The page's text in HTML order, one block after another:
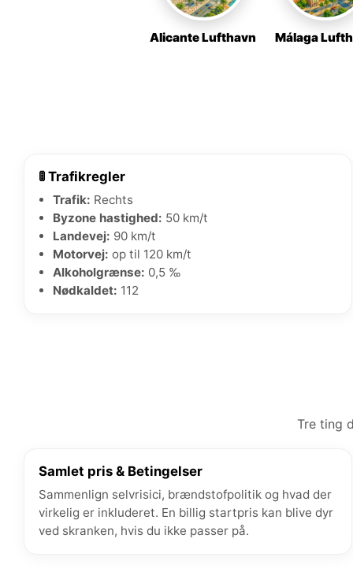
Alicante Lufthavn Málaga
🚦 Trafikregler
Trafik: Rechts
Byzone hastighed: 50 km/t
Landevej: 90 km/t
Motorvej: op til 120 km/t
Alkoholgrænse: 0,5 ‰
Nødkaldet: 112
Tre ting
Samlet pris & Betingelser
Sammenlign selvrisici, brændstofpolitik og hvad der
virkelig er inkluderet. En billig startpris kan blive dyr
ved skranken, hvis du ikke passer på.